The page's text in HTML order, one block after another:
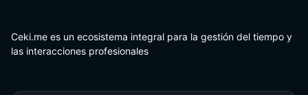
Ceki.me es un ecosistema integral para la gestión del tiempo y
las interacciones profesionales